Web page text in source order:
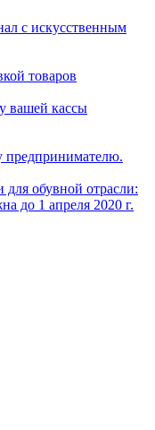
с искусственным
товаров
вашей кассы
предпринимателю.
обувной отрасли:
до 1 апреля 2020 г.